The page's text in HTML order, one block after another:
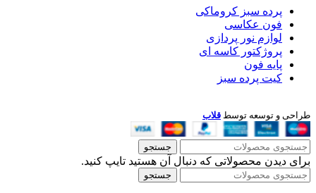
پرده سبز کروماکی
فون عکاسی
لوازم نور پردازی
پروژکتور کاسه ای
پایه فون
کیت پرده سبز
طراحی و توسعه توسط قلاب
جستجو
برای دیدن محصولاتی که دنبال آن هستید تایپ کنید.
جستجو